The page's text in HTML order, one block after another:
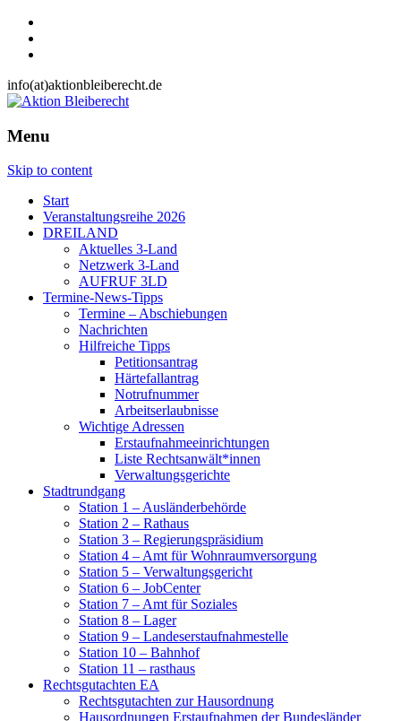
info(at)aktionbleiberecht.de
Menu
Skip to content
Start
Veranstaltungsreihe 2026
DREILAND
Aktuelles 3-Land
Netzwerk 3-Land
AUFRUF 3LD
Termine-News-Tipps
Termine – Abschiebungen
Nachrichten
Hilfreiche Tipps
Petitionsantrag
Härtefallantrag
Notrufnummer
Arbeitserlaubnisse
Wichtige Adressen
Erstaufnahmeeinrichtungen
Liste Rechtsanwält*innen
Verwaltungsgerichte
Stadtrundgang
Station 1 – Ausländerbehörde
Station 2 – Rathaus
Station 3 – Regierungspräsidium
Station 4 – Amt für Wohnraumversorgung
Station 5 – Verwaltungsgericht
Station 6 – JobCenter
Station 7 – Amt für Soziales
Station 8 – Lager
Station 9 – Landeserstaufnahmestelle
Station 10 – Bahnhof
Station 11 – rasthaus
Rechtsgutachten EA
Rechtsgutachten zur Hausordnung
Hausordnungen Erstaufnahmen der Bundesländer